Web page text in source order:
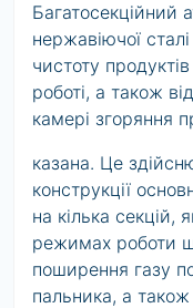
Багатосекційний
нержавіючої
чистоту
роботі, а також
камері згоряння
казана. Це
конструкції
на кілька секцій,
режимах роботи
поширення газу
пальника, а також